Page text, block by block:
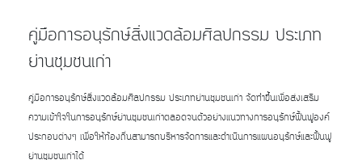
คู่มือการอนุรักษ์สิ่งแวดล้อมศิลปกรรม ประเภท
ย่านชุมชนเก่า
คู่มือการอนุรักษ์สิ่งแวดล้อมศิลปกรรม ประเภทย่านชุมชนเก่า จัดทำขึ้นเพื่อส่งเสริม
ความเข้าใจในการอนุรักษ์ย่านชุมชนเก่าตลอดจนตัวอย่างแนวทางการอนุรักษ์ฟื้นฟูองค์
ประกอบต่างๆ เพื่อให้ท้องถิ่นสามารถบริหารจัดการและดำเนินการแผนอนุรักษ์และฟื้นฟู
ย่านชุมชนเก่าได้